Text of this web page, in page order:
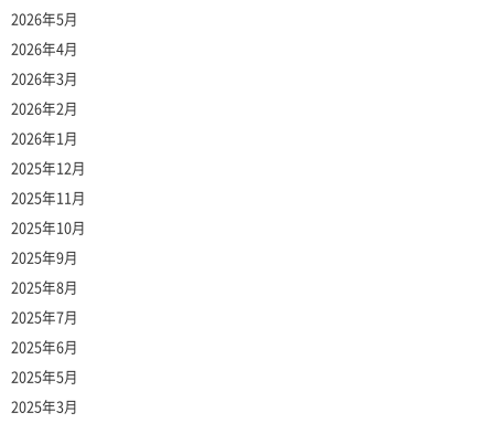
2026年5月
2026年4月
2026年3月
2026年2月
2026年1月
2025年12月
2025年11月
2025年10月
2025年9月
2025年8月
2025年7月
2025年6月
2025年5月
2025年3月